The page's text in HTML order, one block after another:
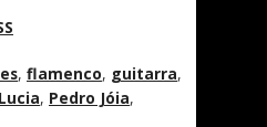
, flamenco, guitarra,
, Pedro Jóia,